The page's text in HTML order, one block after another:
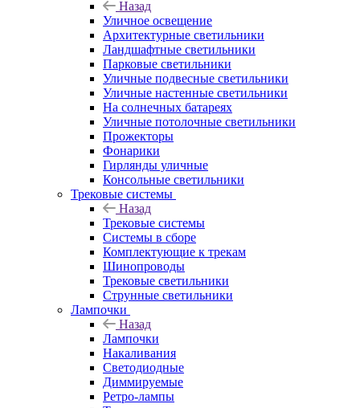
Назад
Уличное освещение
Архитектурные светильники
Ландшафтные светильники
Парковые светильники
Уличные подвесные светильники
Уличные настенные светильники
На солнечных батареях
Уличные потолочные светильники
Прожекторы
Фонарики
Гирлянды уличные
Консольные светильники
Трековые системы
Назад
Трековые системы
Системы в сборе
Комплектующие к трекам
Шинопроводы
Трековые светильники
Струнные светильники
Лампочки
Назад
Лампочки
Накаливания
Светодиодные
Диммируемые
Ретро-лампы